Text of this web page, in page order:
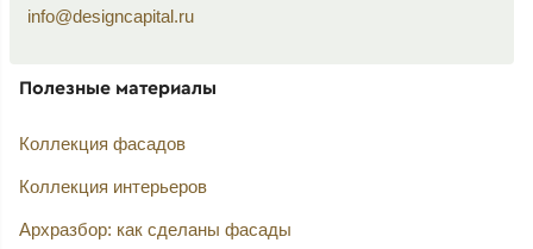
info@designcapital.ru
Полезные материалы
Коллекция фасадов
Коллекция интерьеров
Архразбор: как сделаны фасады